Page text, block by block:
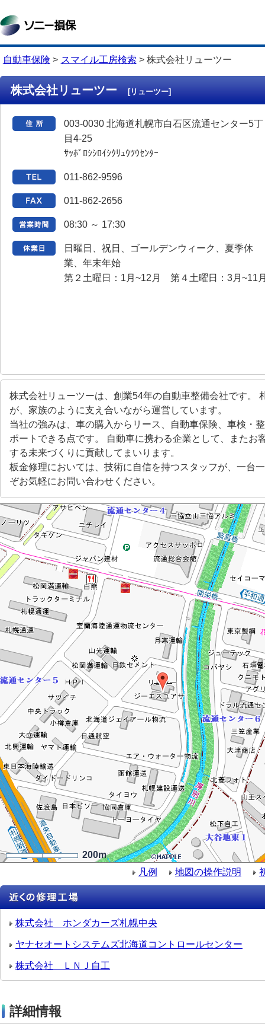
自動車保険 > スマイル工房検索 > 株式会社リューツー
株式会社リューツー [リューツー]
003-0030 北海道札幌市白石区流通センター5丁
目4-25
ｻｯﾎﾟﾛｼｼﾛｲｼｸﾘｭｳﾂｳｾﾝﾀｰ
011-862-9596
011-862-2656
08:30 ～ 17:30
日曜日、祝日、ゴールデンウィーク、夏季休
業、年末年始
第２土曜日：1月~12月 第４土曜日：3月~11
株式会社リューツーは、創業54年の自動車整備会社です。
が、家族のように支え合いながら運営しています。
当社の強みは、車の購入からリース、自動車保険、車検・
ポートできる点です。 自動車に携わる企業として、また
する未来づくりに貢献してまいります。
板金修理においては、技術に自信を持つスタッフが、一台
ぞお気軽にお問い合わせください。
200m
凡例
地図の操作説明
株式会社 ホンダカーズ札幌中央
ヤナセオートシステムズ北海道コントロールセンター
株式会社 ＬＮＪ自工
詳細情報